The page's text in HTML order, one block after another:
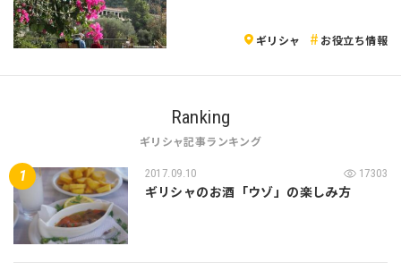
ギリシャ お役立ち情報
Ranking
ギリシャ記事ランキング
2017.09.10 17303
ギリシャのお酒「ウゾ」の楽しみ方